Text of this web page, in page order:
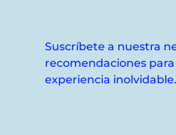
Suscríbete a nuestra
recomendaciones
experiencia inolvidable.